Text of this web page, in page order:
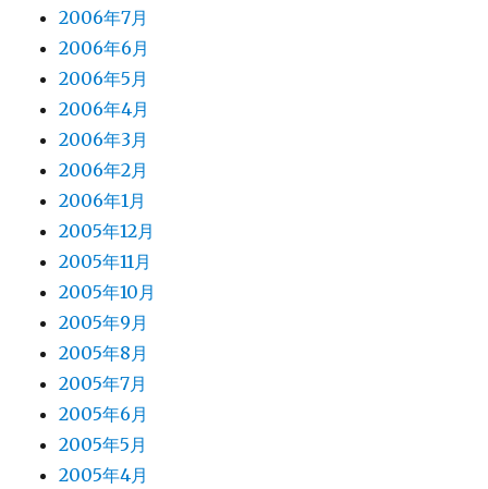
2006年7月
2006年6月
2006年5月
2006年4月
2006年3月
2006年2月
2006年1月
2005年12月
2005年11月
2005年10月
2005年9月
2005年8月
2005年7月
2005年6月
2005年5月
2005年4月